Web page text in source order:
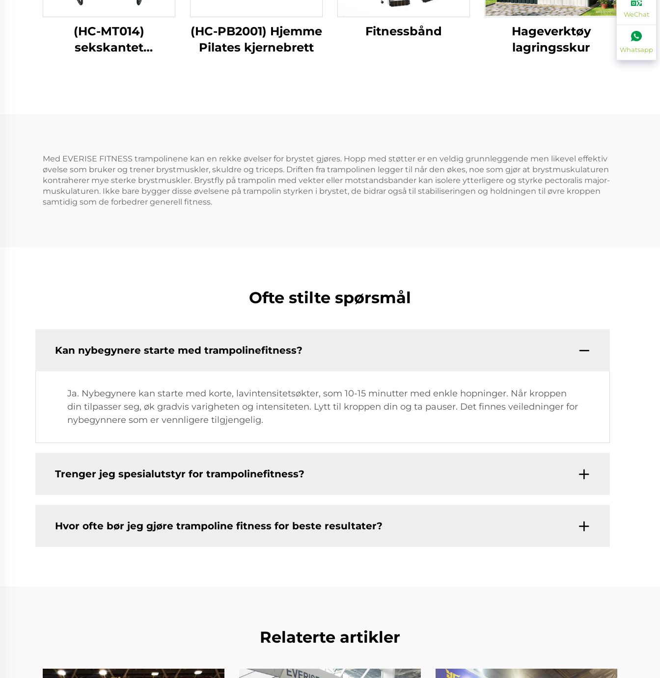
(HC-MT014)
sekskantet
(HC-PB2001) Hjemme
Pilates kjernebrett
Fitnessbånd
Hageverktøy
lagringsskur
Med EVERISE FITNESS trampolinene kan en rekke øvelser for brystet gjøres. Hopp med støtter er en veldig grunnleggende men likevel effektiv
øvelse som bruker og trener brystmuskler, skuldre og triceps. Driften fra trampolinen legger til når den økes, noe som gjør at brystmuskulaturen
kontraherer mye sterke brystmuskler. Brystfly på trampolin med vekter eller motstandsbander kan isolere ytterligere og styrke pectoralis major-
muskulaturen. Ikke bare bygger disse øvelsene på trampolin styrken i brystet, de bidrar også til stabiliseringen og holdningen til øvre kroppen
samtidig som de forbedrer generell fitness.
Ofte stilte spørsmål
Kan nybegynere starte med trampolinefitness?
Ja. Nybegynere kan starte med korte, lavintensitetsøkter, som 10-15 minutter med enkle hopninger. Når kroppen
din tilpasser seg, øk gradvis varigheten og intensiteten. Lytt til kroppen din og ta pauser. Det finnes veiledninger for
nybegynnere som er vennligere tilgjengelig.
Trenger jeg spesialutstyr for trampolinefitness?
Hvor ofte bør jeg gjøre trampoline fitness for beste resultater?
Relaterte artikler
WeChat
Whatsapp